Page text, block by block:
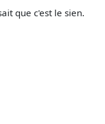
que c'est le sien.